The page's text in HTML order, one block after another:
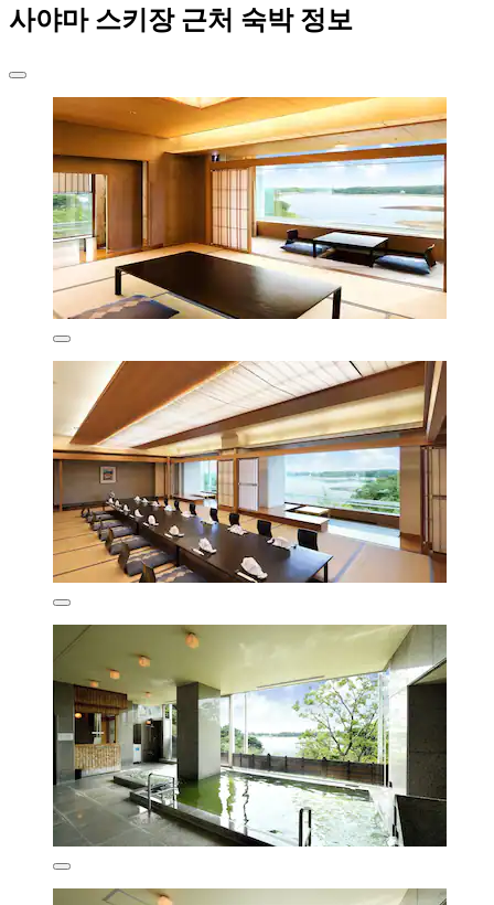
사야마 스키장 근처 숙박 정보